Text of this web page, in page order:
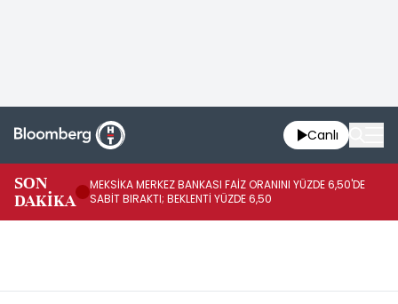
Canlı
SON
DAKİKA
MEKSİKA MERKEZ BANKASI FAİZ ORANINI YÜZDE 6,50'DE
SABİT BIRAKTI; BEKLENTİ YÜZDE 6,50